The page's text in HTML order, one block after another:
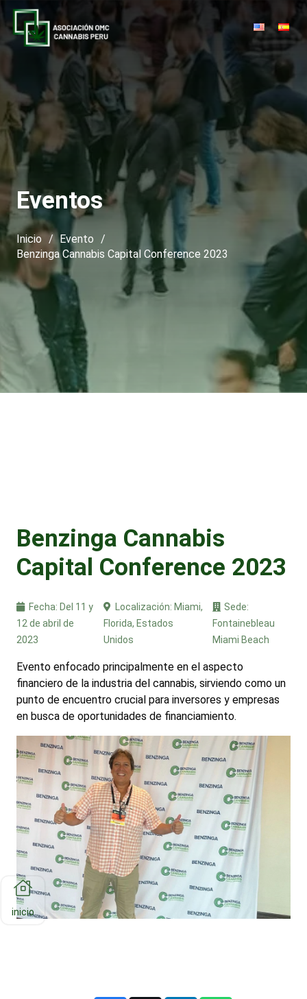
Eventos
Inicio / Evento
/
Benzinga Cannabis Capital Conference 2023
Benzinga Cannabis
Capital Conference 2023
Fecha: Del 11 y
12 de abril de
2023
Localización: Miami,
Florida, Estados
Unidos
Sede:
Fontainebleau
Miami Beach
Evento enfocado principalmente en el aspecto
financiero de la industria del cannabis, sirviendo como un
punto de encuentro crucial para inversores y empresas
en busca de oportunidades de financiamiento.
inicio